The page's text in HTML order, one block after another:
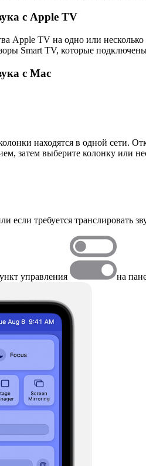
с Apple TV
Apple TV на одно или
Smart TV, которые
с Mac
находятся в одной сети.
затем выберите колонку или
если требуется транслировать
управления на